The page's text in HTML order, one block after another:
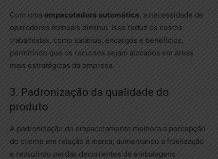
Com uma empacotadora automática, a necessidade de
operadores manuais diminui. Isso reduz os custos
trabalhistas, como salários, encargos e benefícios,
permitindo que os recursos sejam alocados em áreas
mais estratégicas da empresa.
3. Padronização da qualidade do
produto
A padronização do empacotamento melhora a percepção
do cliente em relação à marca, aumentando a fidelização
e reduzindo perdas decorrentes de embalagens